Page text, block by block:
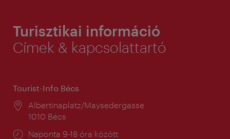
Turisztikai információ
Címek & kapcsolattartó
Tourist-Info Bécs
Helyszín:
Albertinaplatz/Maysedergasse
1010 Bécs
Nyitva
Naponta 9-18 óra között